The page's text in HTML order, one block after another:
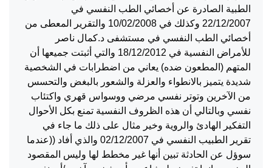
الطبية الصادرة عن أخصائي الطب النفسي في
22/12/2007 وكذلك في 10/02/2008 والتقرير المعطى من
أخصائي الطب النفسي في مستشفى د.كمال ناصر
للأمراض النفسية في 18/12/2012 والتي أثبتت جميعها أن
المتهم (المطعون ضده) يعاني من اضطرابات في الشخصية
شديدة يتميز بالانطواء والعزلة والشعور بالبغض والتحسس
من الآخرين وتوتر نفسي مرضي ووسواس قهري واكتئاب
نفسي وبالتالي أن هذه الظروف النفسية تمنع بكل الأحوال
التفكير الهادئ والروية وخير مثال على ذلك ما جاء في
تقرير الطبيب النفسي في 02/12/2007 والذي أفاد ((عندما
سوؤل عن الحادثة تبين أنها غير مخطط لها وليس المقصود